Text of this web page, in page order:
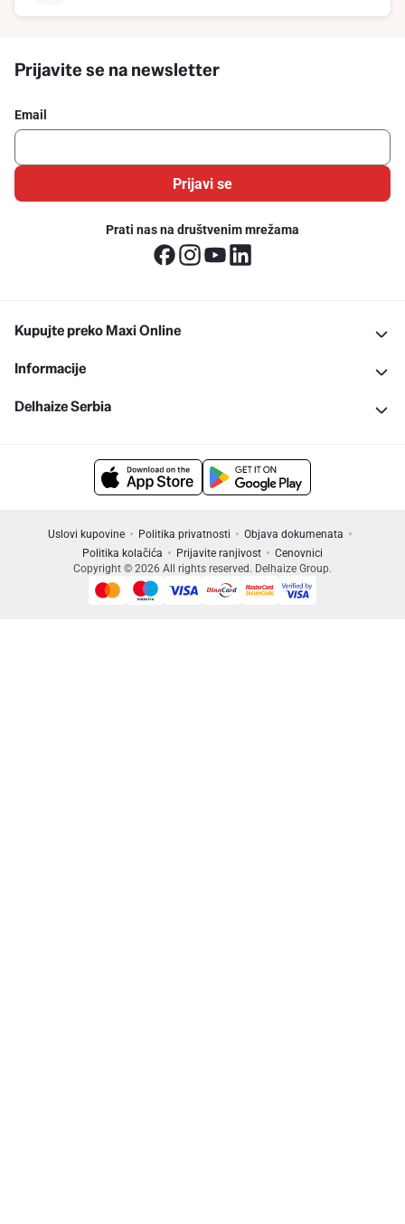
Prijavite se na newsletter
Email
Prijavi se
Prati nas na društvenim mrežama
Kupujte preko Maxi Online
Informacije
Delhaize Serbia
Uslovi kupovine Politika privatnosti
Objava dokumenata
Politika kolačića
Prijavite ranjivost
Cenovnici
Copyright © 2026 All rights reserved. Delhaize Group.